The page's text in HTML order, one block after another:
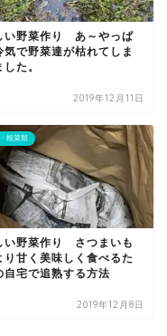
い野菜作り あ～やっぱ
気で野菜達が枯れてしま
した。
2019年12月11日
根菜類
い野菜作り さつまいも
り甘く美味しく食べるた
自宅で追熟する方法
2019年12月8日